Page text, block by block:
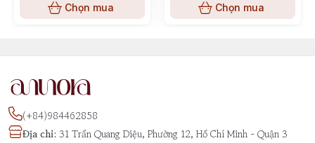
để sử dụng hàng ngày hoặc trong những buổi gặp gỡ
Chọn mua Chọn mua
(+84)984462858
Địa chỉ: 31 Trần Quang Diệu, Phường 12, Hồ Chí Minh - Quận 3